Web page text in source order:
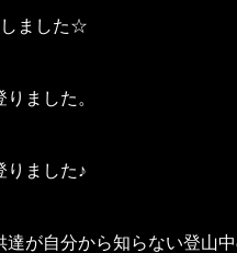
しました☆
ました。
りました♪
が自分から知らない登山